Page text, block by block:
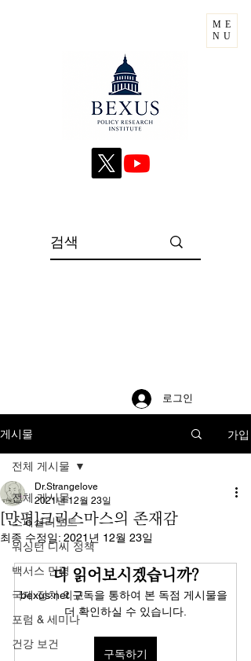
ME
NU
로그인
게시물 가입
전체 게시물
스페셜리포트
워싱턴 디씨 정책
백서스 만평
국제 정치 외교
포럼 & 세미나
건강 보건
전체 게시물
[만평]크리스마스의 존재감
Dr.Strangelove
2021년 12월 23일
최종 수정일: 2021년 12월 23일
더 읽어보시겠습니까?
bexus.net 구독을 통하여 본 독점 게시물을
더 확인하실 수 있습니다.
구독하기